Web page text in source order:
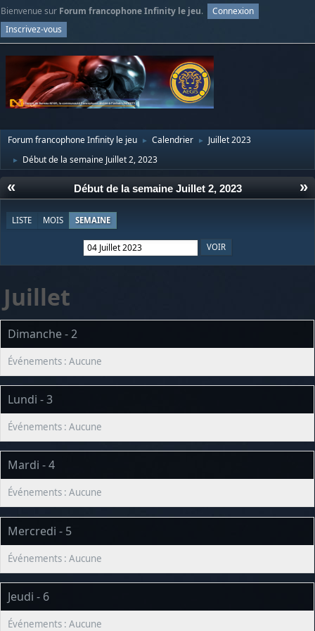
Bienvenue sur Forum francophone Infinity le jeu.
Connexion
Inscrivez-vous
Forum francophone Infinity le jeu ► Calendrier ► Juillet 2023
► Début de la semaine Juillet 2, 2023
« »
Début de la semaine Juillet 2, 2023
LISTE MOIS SEMAINE
Juillet
Dimanche - 2
Lundi - 3
Mardi - 4
Mercredi - 5
Jeudi - 6